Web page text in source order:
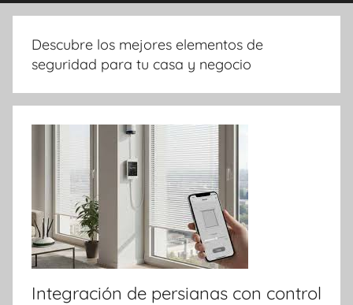
Descubre los mejores elementos de
seguridad para tu casa y negocio
Integración de persianas con control